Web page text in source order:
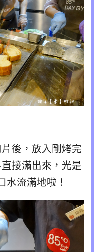
後，放入剛烤完
接滿出來，光是
水流滿地啦！